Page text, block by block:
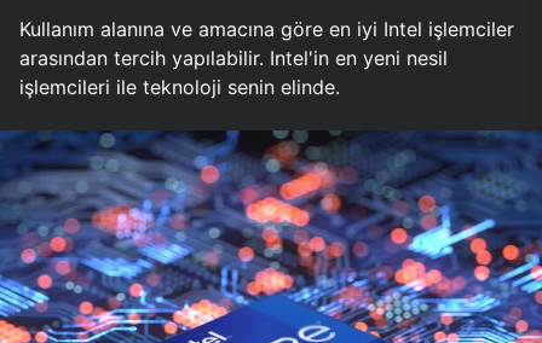
Kullanım alanına ve amacına göre en iyi Intel işlemciler
arasından tercih yapılabilir. Intel'in en yeni nesil
işlemcileri ile teknoloji senin elinde.